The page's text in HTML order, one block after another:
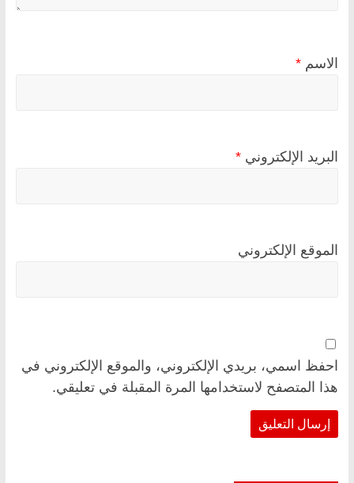
الاسم *
البريد الإلكتروني *
الموقع الإلكتروني
احفظ اسمي، بريدي الإلكتروني، والموقع الإلكتروني في
هذا المتصفح لاستخدامها المرة المقبلة في تعليقي.